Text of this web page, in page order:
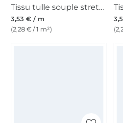
Tissu tulle souple stretch, rouge
3,53 € / m
(2,28 € / 1 m²)